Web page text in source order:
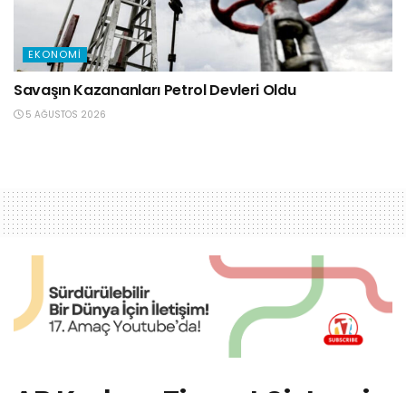
EKONOMI
Savaşın Kazananları Petrol Devleri Oldu
5 AĞUSTOS 2026